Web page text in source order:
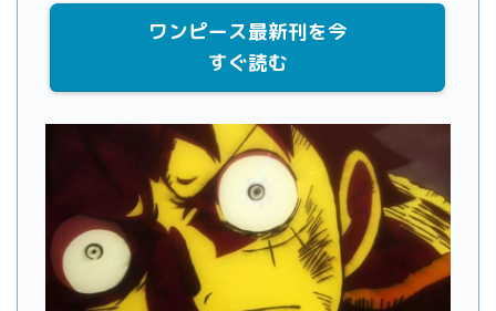
ワンピース最新刊を今
すぐ読む